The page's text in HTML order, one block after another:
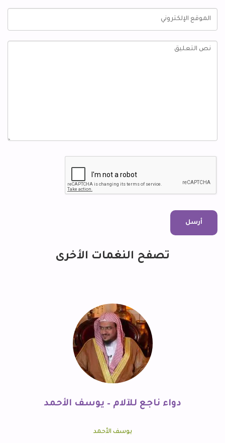
تصفح النغمات الأخرى
دواء ناجع للآلام – يوسف الأحمد
يوسف الأحمد